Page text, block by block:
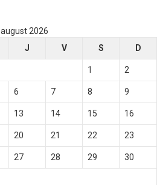
august 2026
J V S D
1 2
6 7 8 9
13 14 15 16
20 21 22 23
27 28 29 30